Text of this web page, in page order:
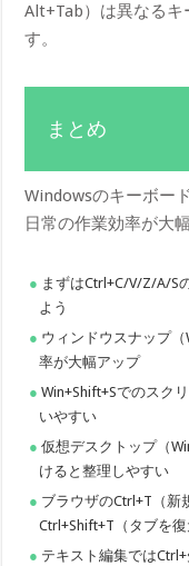
Alt+Tab）は異なるキ
す。
まとめ
Windowsのキーボー
日常の作業効率が大
まずはCtrl+C/V/Z/A/S
よう
ウィンドウスナップ
率が大幅アップ
Win+Shift+Sでのスク
いやすい
仮想デスクトップ（
けると整理しやすい
ブラウザのCtrl+T（新
Ctrl+Shift+T（タブを
テキスト編集では